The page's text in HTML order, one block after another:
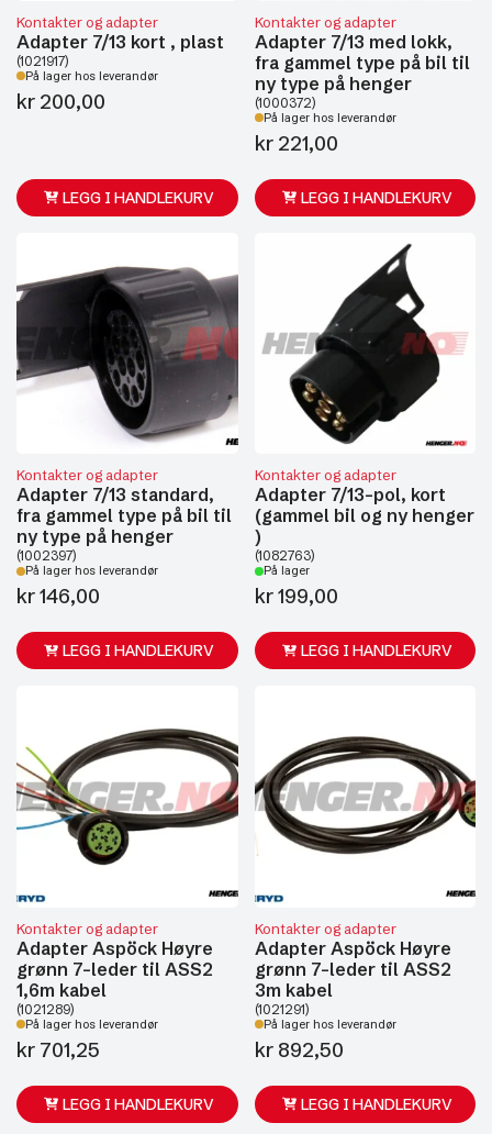
Kontakter og adapter
Adapter 7/13 kort , plast
(1021917)
På lager hos leverandør
kr 200,00
LEGG I HANDLEKURV
Kontakter og adapter
Adapter 7/13 med lokk,
fra gammel type på bil til
ny type på henger
(1000372)
På lager hos leverandør
kr221,00
LEGG I HANDLEKURV
Kontakter og adapter
Adapter 7/13 standard,
fra gammel type på bil til
ny type på henger
(1002397)
På lager hos leverandør
kr146,00
LEGG I HANDLEKURV
Kontakter og adapter
Adapter 7/13-pol, kort
(gammel bil og ny henger
)
(1082763)
På lager
kr199,00
LEGG I HANDLEKURV
Kontakter og adapter
Adapter Aspöck Høyre
grønn 7-leder til ASS2
1,6m kabel
(1021289)
På lager hos leverandør
kr 701,25
LEGG I HANDLEKURV
Kontakter og adapter
Adapter Aspöck Høyre
grønn 7-leder til ASS2
3m kabel
(1021291)
På lager hos leverandør
kr892,50
LEGG I HANDLEKURV